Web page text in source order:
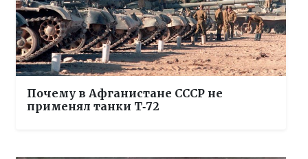
Почему в Афганистане СССР не
применял танки Т‑72